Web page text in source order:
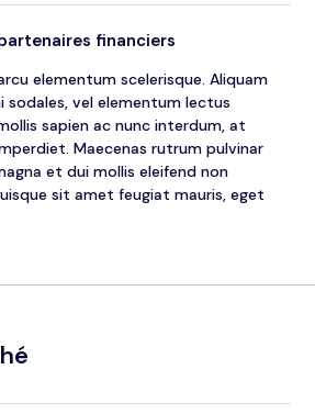
financiers
elementum scelerisque. Aliquam
vel elementum lectus
sapien ac nunc interdum, at
Maecenas rutrum pulvinar
et dui mollis eleifend non
sit amet feugiat mauris, eget